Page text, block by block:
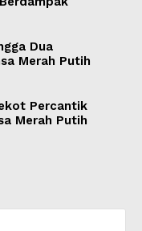
Dua
Merah Putih
Percantik
Merah Putih